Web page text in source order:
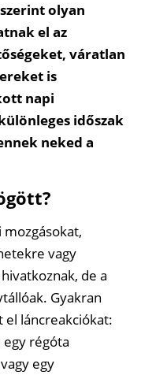
olyan
el az
váratlan
is
napi
időszak
neked a
vagy
de a
Gyakran
el láncreakciókat:
régóta
egy